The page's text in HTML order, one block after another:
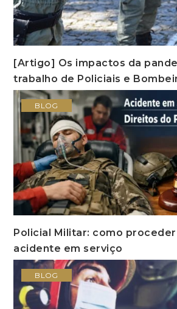
[Artigo] Os impactos da
trabalho de Policiais e
BLOG
Policial Militar: como
acidente em serviço
BLOG